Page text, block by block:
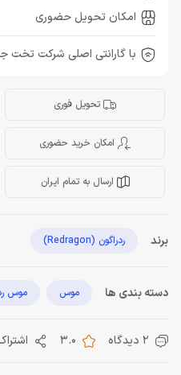
امکان تحویل حضوری
با گارانتی اصلی شرکت تخت
تحویل فوری
امکان خرید حضوری
ارسال به تمام ایران
برند ردراگون (Redragon)
دسته بندی ها موس موس
2 دیدگاه 3.0